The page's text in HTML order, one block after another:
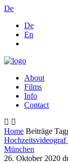
De
De
En
About
Films
Info
Contact
Home Beiträge
München
26. Oktober 2020